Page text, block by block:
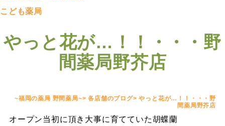
こども薬局
やっと花が…！！・・・野
間薬局野芥店
~福岡の薬局 野間薬局~>各店舗のブログ>やっと花が…！！・・・野
間薬局野芥店
オープン当初に頂き大事に育てていた胡蝶蘭